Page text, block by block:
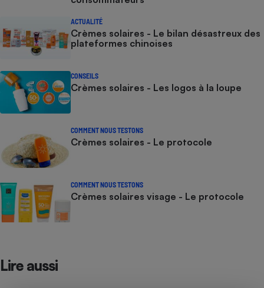
ACTUALITÉ
Crèmes solaires - Le bilan désastreux des
plateformes chinoises
CONSEILS
Crèmes solaires - Les logos à la loupe
COMMENT NOUS TESTONS
Crèmes solaires - Le protocole
COMMENT NOUS TESTONS
Crèmes solaires visage - Le protocole
Lire aussi